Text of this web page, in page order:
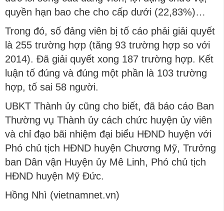
quyền hạn bao che cho cấp dưới (22,83%)…
Trong đó, số đảng viên bị tố cáo phải giải quyết
là 255 trường hợp (tăng 93 trường hợp so với
2014). Đã giải quyết xong 187 trường hợp. Kết
luận tố đúng và đúng một phần là 103 trường
hợp, tố sai 58 người.
UBKT Thành ủy cũng cho biết, đã báo cáo Ban
Thường vụ Thành ủy cách chức huyện ủy viên
và chỉ đạo bãi nhiệm đại biểu HĐND huyện với
Phó chủ tịch HĐND huyện Chương Mỹ, Trưởng
ban Dân vận Huyện ủy Mê Linh, Phó chủ tịch
HĐND huyện Mỹ Đức.
Hồng Nhì (vietnamnet.vn)